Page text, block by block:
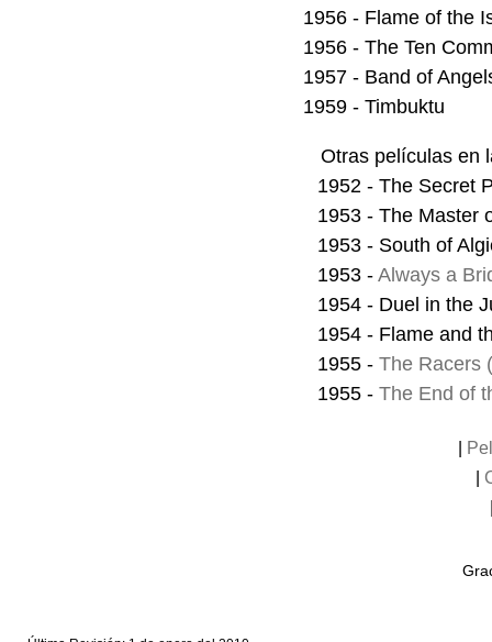
1956 - Flame of the
1956 - The Ten
1957 - Band of
1959 - Timbuktu
Otras películas en
1952 - The Secret
1953 - The Master
1953 - South of
1953 - Always a
1954 - Duel in the
1954 - Flame and
1955 - The Racers
1955 - The End of